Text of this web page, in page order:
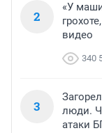
2
«У
видео
340
3
люди.
атаки